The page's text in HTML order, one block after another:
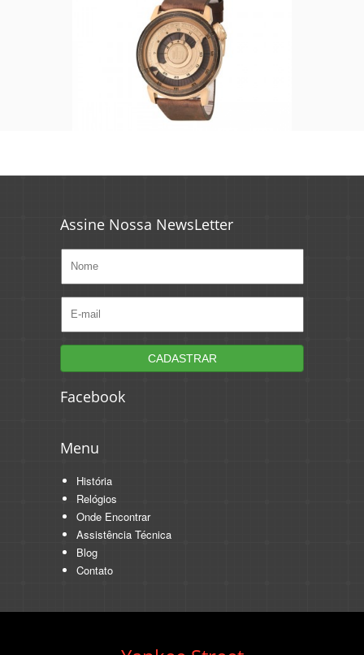
Assine Nossa NewsLetter
Facebook
Menu
História
Relógios
Onde Encontrar
Assistência Técnica
Blog
Contato